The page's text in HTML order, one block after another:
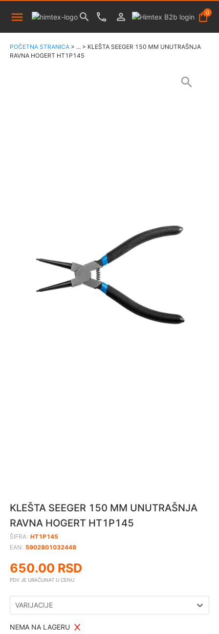
0
POČETNA STRANICA > ... > KLEŠTA SEEGER 150 MM UNUTRAŠNJA
RAVNA HOGERT HT1P145
KLEŠTA SEEGER 150 MM UNUTRAŠNJA
RAVNA HOGERT HT1P145
ŠIFRA: HT1P145
EAN: 5902801032448
650.00 RSD
PDV JE URAČUNAT U CENU
VARIJACIJE
NEMA NA LAGERU